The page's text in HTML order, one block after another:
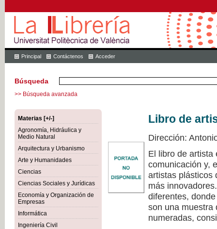
Principal Contáctenos Acceder
Búsqueda
>> Búsqueda avanzada
Materias [+/-]
Agronomía, Hidráulica y
Medio Natural
Arquitectura y Urbanismo
Arte y Humanidades
Ciencias
Ciencias Sociales y Jurídicas
Economía y Organización de
Empresas
Informática
Ingeniería Civil
Libro de
Dirección:
El libro de artista
comunicación y,
artistas plásticos
más
diferentes,
son una muestra
numeradas,